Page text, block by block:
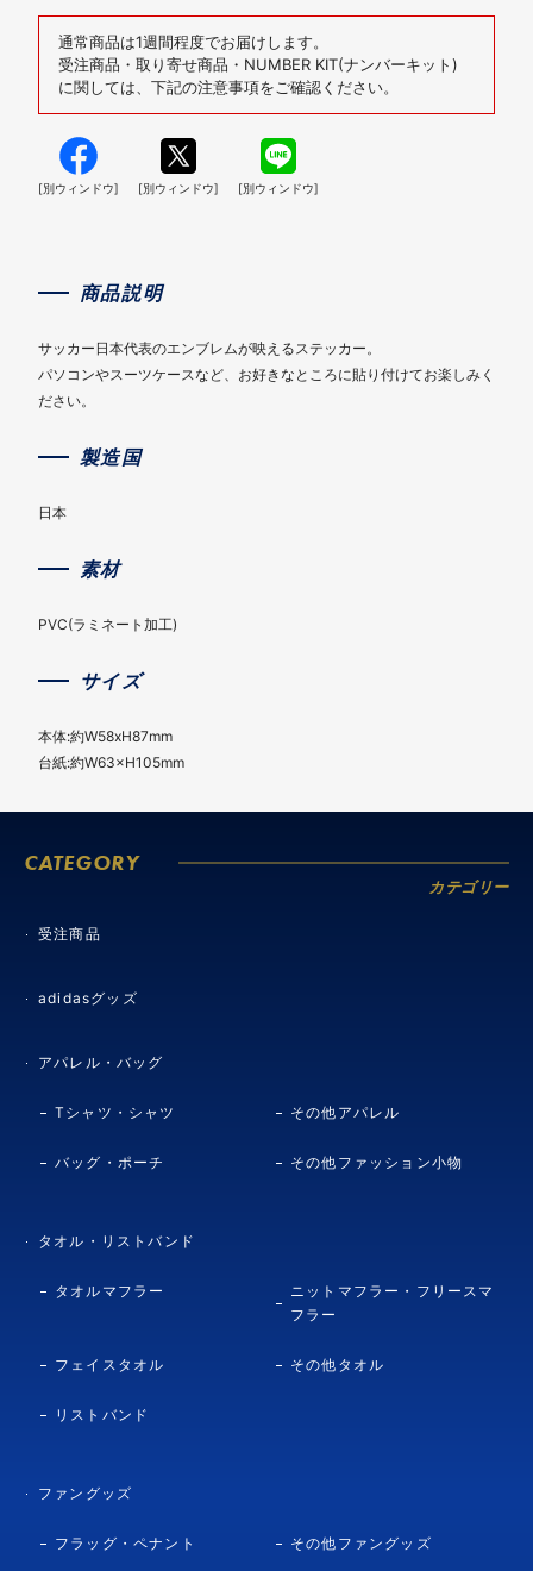
通常商品は1週間程度でお届けします。
受注商品・取り寄せ商品・NUMBER KIT(ナンバーキット)
に関しては、下記の注意事項をご確認ください。
[別ウィンドウ] [別ウィンドウ] [別ウィンドウ]
商品説明
サッカー日本代表のエンブレムが映えるステッカー。
パソコンやスーツケースなど、お好きなところに貼り付けてお楽しみく
ださい。
製造国
日本
素材
PVC(ラミネート加工)
サイズ
本体:約W58xH87mm
台紙:約W63×H105mm
CATEGORY
カテゴリー
受注商品
adidasグッズ
アパレル・バッグ
Tシャツ・シャツ その他アパレル
バッグ・ポーチ その他ファッション小物
タオル・リストバンド
タオルマフラー
ニットマフラー・フリースマ
フラー
フェイスタオル その他タオル
リストバンド
ファングッズ
フラッグ・ペナント その他ファングッズ